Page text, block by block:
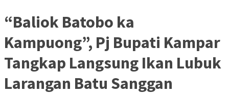
“Baliok Batobo ka
Kampuong”, Pj Bupati Kampar
Tangkap Langsung Ikan Lubuk
Larangan Batu Sanggan